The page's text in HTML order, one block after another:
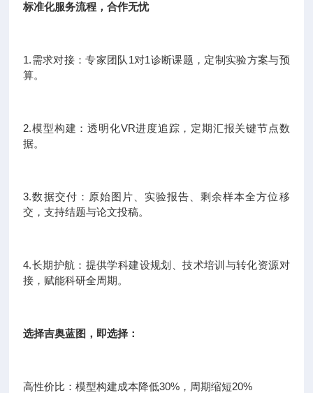
标准化服务流程，合作无忧
1.需求对接：专家团队1对1诊断课题，定制实验方案与预
算。
2.模型构建：透明化VR进度追踪，定期汇报关键节点数
据。
3.数据交付：原始图片、实验报告、剩余样本全方位移
交，支持结题与论文投稿。
4.长期护航：提供学科建设规划、技术培训与转化资源对
接，赋能科研全周期。
选择吉奥蓝图，即选择：
高性价比：模型构建成本降低30%，周期缩短20%